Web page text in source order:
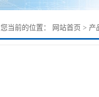
您当前的位置： 网站首页 > 产